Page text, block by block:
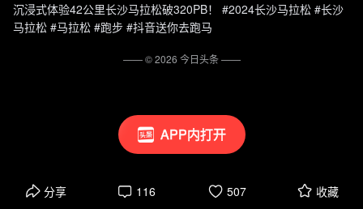
APP内打开
沉浸式体验42公里长沙马拉松破320PB！ #2024长沙马拉松 #长沙
马拉松 #马拉松 #跑步 #抖音送你去跑马
分享 116 507 收藏
—— ©2026 今日头条——